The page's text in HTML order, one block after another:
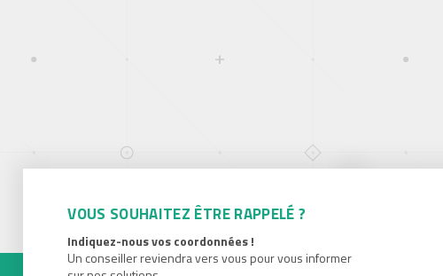
VOUS SOUHAITEZ ÊTRE RAPPELÉ ?
Indiquez-nous vos coordonnées !
Un conseiller reviendra vers vous pour vous informer